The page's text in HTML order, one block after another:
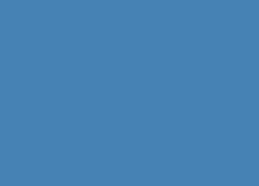
minőségéről gyorsan
megszerzett
hasznos segítőtársak
találkozhatunk, hogy